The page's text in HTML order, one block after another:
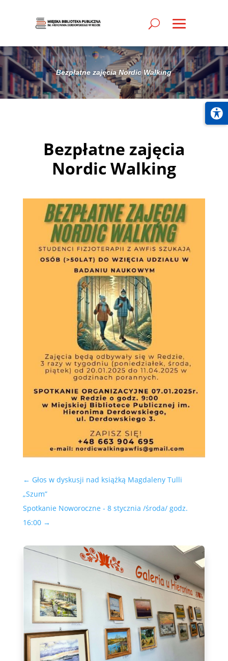
Bezpłatne zajęcia Nordic Walking
Bezpłatne zajęcia
Nordic Walking
← Głos w dyskusji nad książką Magdaleny Tulli
„Szum”
Spotkanie Noworoczne - 8 stycznia /środa/ godz.
16:00→